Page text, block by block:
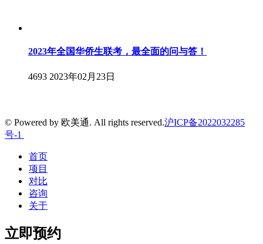
2023年全国华侨生联考，最全面的问与答！
4693 2023年02月23日
© Powered by 欧美通. All rights reserved.沪ICP备2022032285
号-1
首页
项目
对比
咨询
关于
立即预约